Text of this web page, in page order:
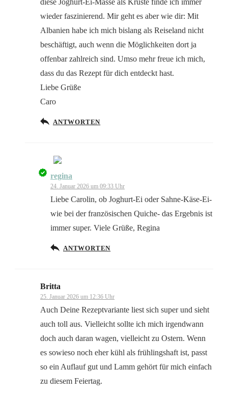
diese Joghurt-Ei-Masse als Kruste finde ich immer
wieder faszinierend. Mir geht es aber wie dir: Mit
Albanien habe ich mich bislang als Reiseland nicht
beschäftigt, auch wenn die Möglichkeiten dort ja
offenbar zahlreich sind. Umso mehr freue ich mich,
dass du das Rezept für dich entdeckt hast.
Liebe Grüße
Caro
ANTWORTEN
Das „Echte-Person“-Abzeichen!
Anti-Spam von CleanTalk
regina
24. Januar 2026 um 09:33 Uhr
Liebe Carolin, ob Joghurt-Ei oder Sahne-Käse-Ei-
wie bei der französischen Quiche- das Ergebnis ist
immer super. Viele Grüße, Regina
ANTWORTEN
Britta
25. Januar 2026 um 12:36 Uhr
Auch Deine Rezeptvariante liest sich super und sieht
auch toll aus. Vielleicht sollte ich mich irgendwann
doch auch daran wagen, vielleicht zu Ostern. Wenn
es sowieso noch eher kühl als frühlingshaft ist, passt
so ein Auflauf gut und Lamm gehört für mich einfach
zu diesem Feiertag.